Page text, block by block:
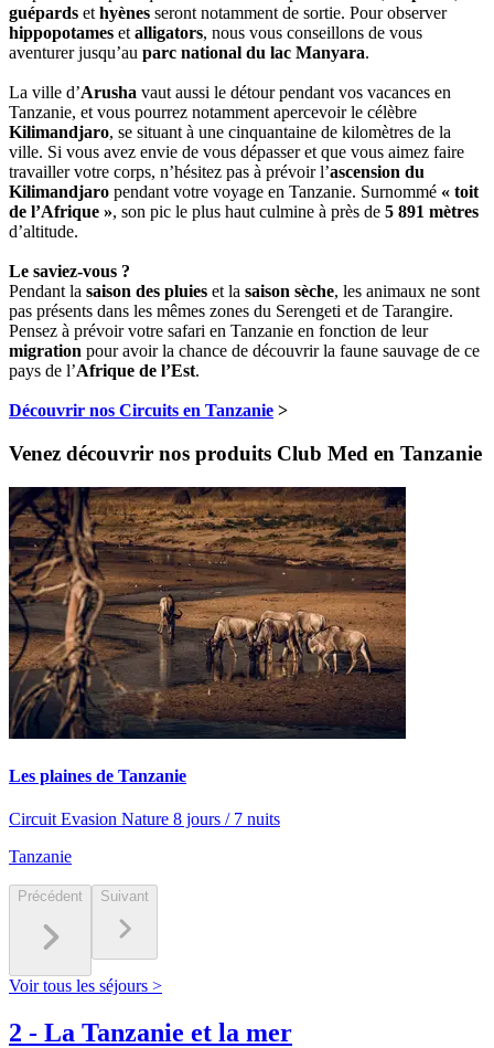
guépards et hyènes seront notamment de sortie. Pour observer
hippopotames et alligators, nous vous conseillons de vous
aventurer jusqu’au parc national du lac Manyara.
La ville d’Arusha vaut aussi le détour pendant vos vacances en
Tanzanie, et vous pourrez notamment apercevoir le célèbre
Kilimandjaro, se situant à une cinquantaine de kilomètres de la
ville. Si vous avez envie de vous dépasser et que vous aimez faire
travailler votre corps, n’hésitez pas à prévoir l’ascension du
Kilimandjaro pendant votre voyage en Tanzanie. Surnommé « toit
de l’Afrique », son pic le plus haut culmine à près de 5 891 mètres
d’altitude.
Le saviez-vous ?
Pendant la saison des pluies et la saison sèche, les animaux ne sont
pas présents dans les mêmes zones du Serengeti et de Tarangire.
Pensez à prévoir votre safari en Tanzanie en fonction de leur
migration pour avoir la chance de découvrir la faune sauvage de ce
pays de l’Afrique de l’Est.
Découvrir nos Circuits en Tanzanie >
Venez découvrir nos produits Club Med en Tanzanie
Les plaines de Tanzanie
Circuit Evasion Nature 8 jours / 7 nuits
Tanzanie
Précédent Suivant
Voir tous les séjours >
2 - La Tanzanie et la mer